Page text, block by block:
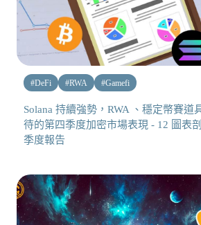
#DeFi #RWA #Gamefi
Solana 持續強勢，RWA 、穩定幣賽道
待的第四季度加密市場表現 - 12 圖表
季度報告